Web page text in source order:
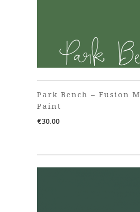
Park Bench – Fusion
Paint
€30.00